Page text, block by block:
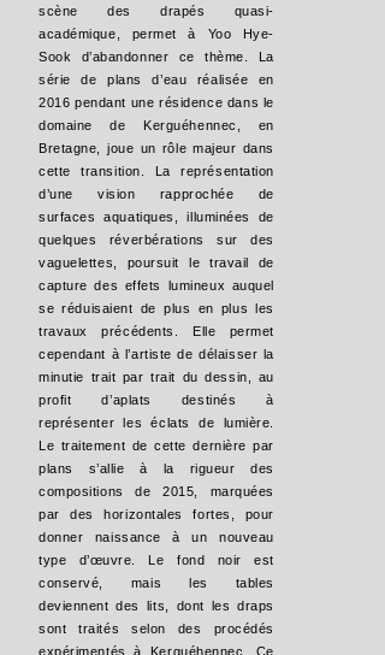
scène des drapés quasi-
académique, permet à Yoo Hye-
Sook d’abandonner ce thème. La
série de plans d’eau réalisée en
2016 pendant une résidence dans le
domaine de Kerguéhennec, en
Bretagne, joue un rôle majeur dans
cette transition. La représentation
d’une vision rapprochée de
surfaces aquatiques, illuminées de
quelques réverbérations sur des
vaguelettes, poursuit le travail de
capture des effets lumineux auquel
se réduisaient de plus en plus les
travaux précédents. Elle permet
cependant à l’artiste de délaisser la
minutie trait par trait du dessin, au
profit d’aplats destinés à
représenter les éclats de lumière.
Le traitement de cette dernière par
plans s’allie à la rigueur des
compositions de 2015, marquées
par des horizontales fortes, pour
donner naissance à un nouveau
type d’œuvre. Le fond noir est
conservé, mais les tables
deviennent des lits, dont les draps
sont traités selon des procédés
expérimentés à Kerguéhennec. Ce